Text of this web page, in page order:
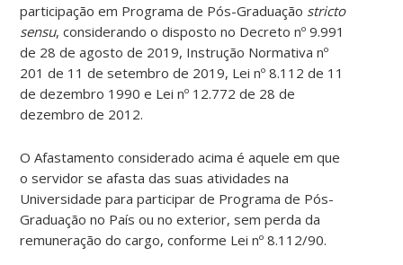
participação em Programa de Pós-Graduação stricto
sensu, considerando o disposto no Decreto nº 9.991
de 28 de agosto de 2019, Instrução Normativa nº
201 de 11 de setembro de 2019, Lei nº 8.112 de 11
de dezembro 1990 e Lei nº 12.772 de 28 de
dezembro de 2012.
O Afastamento considerado acima é aquele em que
o servidor se afasta das suas atividades na
Universidade para participar de Programa de Pós-
Graduação no País ou no exterior, sem perda da
remuneração do cargo, conforme Lei nº 8.112/90.